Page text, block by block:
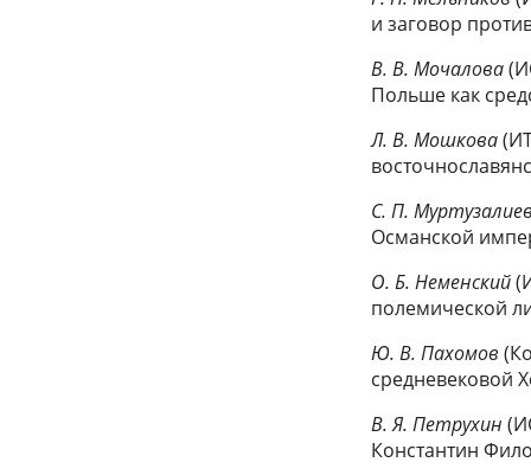
и заговор
B. В. Мочалова
Польше как
Л. В. Мошкова
C. П.
Османской
О. Б. Неменский
полемической
Ю. В. Пахомов
средневековой
В. Я. Петрухин
Константин